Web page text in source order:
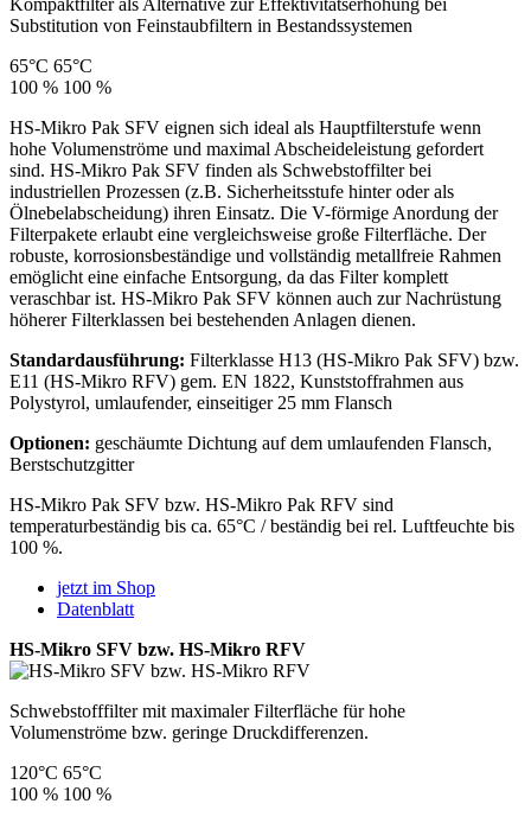
Kompaktfilter als Alternative zur Effektivitätserhöhung bei
Substitution von Feinstaubfiltern in Bestandssystemen
65°C 65°C
100 % 100 %
HS-Mikro Pak SFV eignen sich ideal als Hauptfilterstufe wenn
hohe Volumenströme und maximal Abscheideleistung gefordert
sind. HS-Mikro Pak SFV finden als Schwebstoffilter bei
industriellen Prozessen (z.B. Sicherheitsstufe hinter oder als
Ölnebelabscheidung) ihren Einsatz. Die V-förmige Anordung der
Filterpakete erlaubt eine vergleichsweise große Filterfläche. Der
robuste, korrosionsbeständige und vollständig metallfreie Rahmen
emöglicht eine einfache Entsorgung, da das Filter komplett
veraschbar ist. HS-Mikro Pak SFV können auch zur Nachrüstung
höherer Filterklassen bei bestehenden Anlagen dienen.
Standardausführung: Filterklasse H13 (HS-Mikro Pak SFV) bzw.
E11 (HS-Mikro RFV) gem. EN 1822, Kunststoffrahmen aus
Polystyrol, umlaufender, einseitiger 25 mm Flansch
Optionen: geschäumte Dichtung auf dem umlaufenden Flansch,
Berstschutzgitter
HS-Mikro Pak SFV bzw. HS-Mikro Pak RFV sind
temperaturbeständig bis ca. 65°C / beständig bei rel. Luftfeuchte bis
100 %.
jetzt im Shop
Datenblatt
HS-Mikro SFV bzw. HS-Mikro RFV
Schwebstofffilter mit maximaler Filterfläche für hohe
Volumenströme bzw. geringe Druckdifferenzen.
120°C 65°C
100 % 100 %